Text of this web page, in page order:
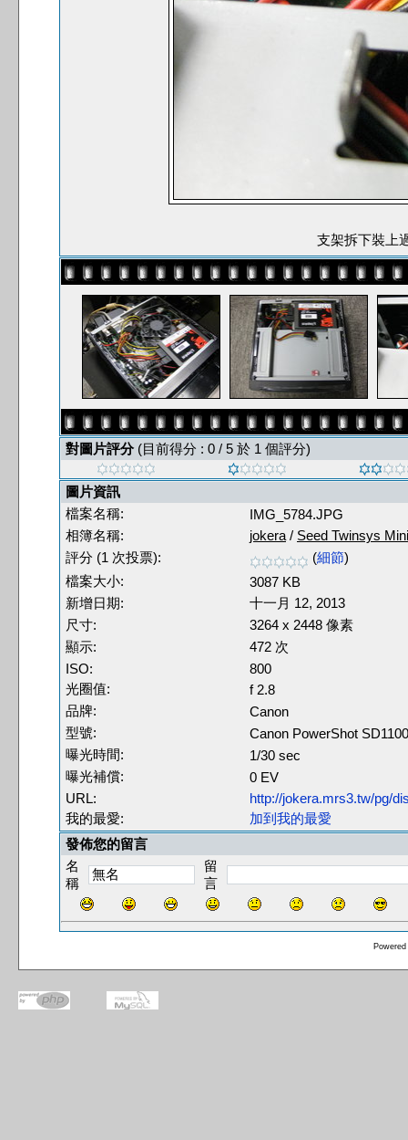
支架拆下裝上
對圖片評分(目前得分 : 0 / 5 於 1 個評分)
圖片資訊
檔案名稱:
IMG_5784.JPG
相簿名稱:
jokera / Seed Twinsys
評分 (1 次投票):
(細節)
檔案大小:
3087 KB
新增日期:
十一月 12, 2013
尺寸:
3264 x 2448 像素
顯示:
472 次
ISO:
800
光圈值:
f 2.8
品牌:
Canon
型號:
Canon PowerShot
曝光時間:
1/30 sec
曝光補償:
0 EV
URL:
http://jokera.mrs3.tw/pg/
我的最愛:
加到我的最愛
發佈您的留言
名
稱
留
言